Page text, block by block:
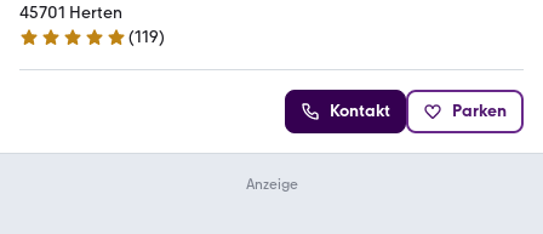
45701 Herten
4.8 Sterne
(119)
Kontakt Parken